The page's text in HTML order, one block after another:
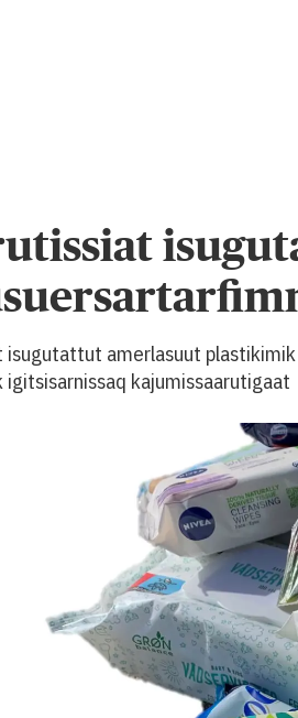
isugutattut amerlasuut
kajumissaarutigaat